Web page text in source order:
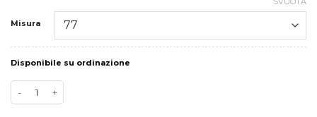
Misura
Disponibile su ordinazione